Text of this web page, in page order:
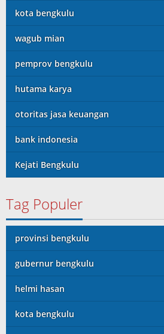
kota bengkulu
wagub mian
pemprov bengkulu
hutama karya
otoritas jasa keuangan
bank indonesia
Kejati Bengkulu
Tag Populer
provinsi bengkulu
gubernur bengkulu
helmi hasan
kota bengkulu